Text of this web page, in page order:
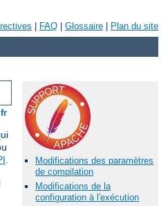
FAQ Glossaire Plan du site
fr
.
Modifications des paramètres
de compilation
Modifications de la
configuration à l'exécution